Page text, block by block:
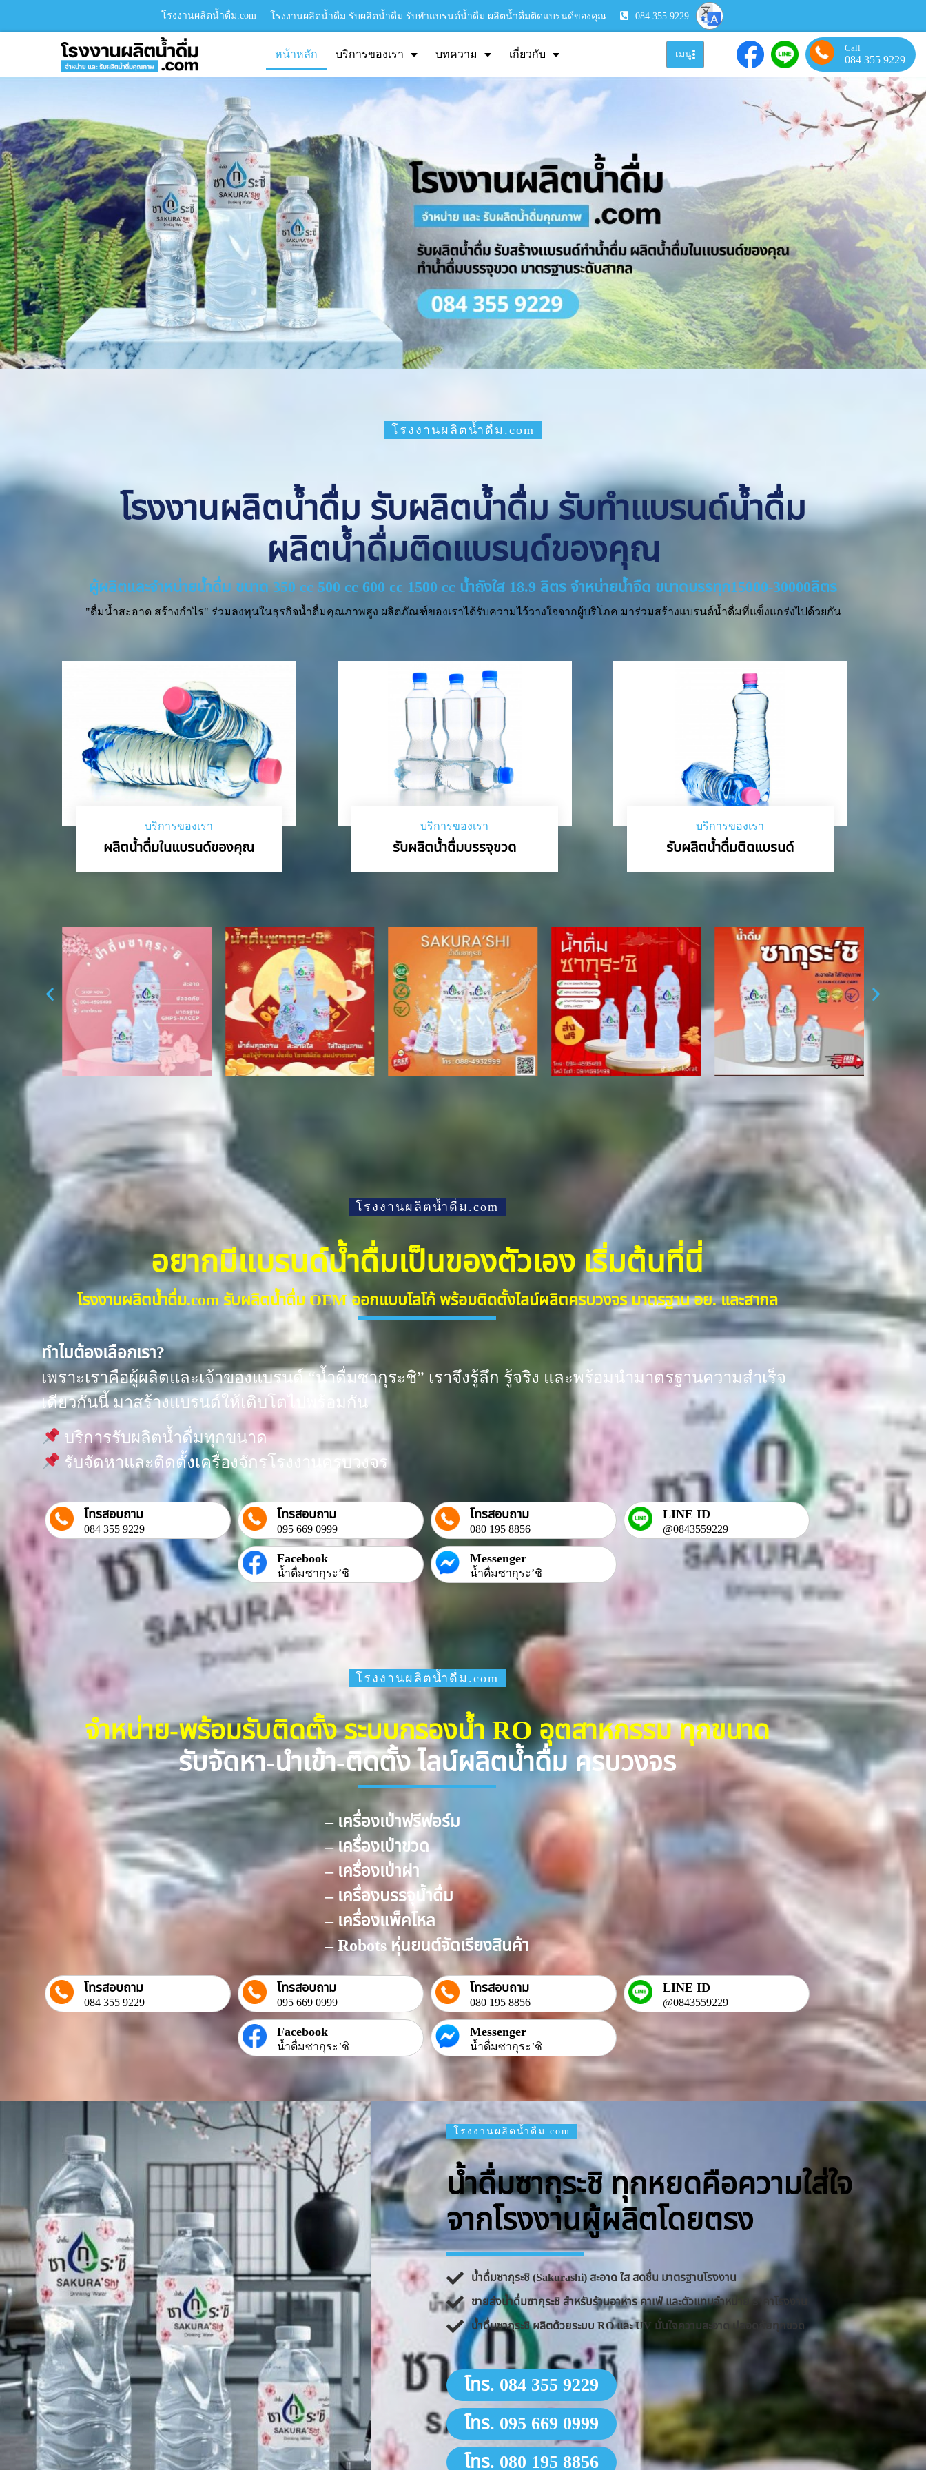
โรงงานผลิตน้ำดื่ม.com โรงงานผลิตน้ำดื่ม รับผลิตน้ำดื่ม รับทำแบรนด์น้ำดื่ม ผลิตน้ำดื่มติดแบรนด์ของคุณ 084 355 9229
หน้าหลัก บริการของเรา บทความ เกี่ยวกับ เมนู
Call
084 355 9229
โรงงานผลิตน้ำดื่ม.com
โรงงานผลิตน้ำดื่ม รับผลิตน้ำดื่ม รับทำแบรนด์น้ำดื่ม
ผลิตน้ำดื่มติดแบรนด์ของคุณ
ผู้ผลิตและจำหน่ายน้ำดื่ม ขนาด 350 cc 500 cc 600 cc 1500 cc น้ำถังใส 18.9 ลิตร จำหน่ายน้ำจืด ขนาดบรรทุก15000-30000ลิตร
"ดื่มน้ำสะอาด สร้างกำไร" ร่วมลงทุนในธุรกิจน้ำดื่มคุณภาพสูง ผลิตภัณฑ์ของเราได้รับความไว้วางใจจากผู้บริโภค มาร่วมสร้างแบรนด์น้ำดื่มที่แข็งแกร่งไปด้วยกัน
บริการของเรา
ผลิตน้ำดื่มในแบรนด์ของคุณ
บริการของเรา
รับผลิตน้ำดื่มบรรจุขวด
บริการของเรา
รับผลิตน้ำดื่มติดแบรนด์
โรงงานผลิตน้ำดื่ม.com
อยากมีแบรนด์น้ำดื่มเป็นของตัวเอง เริ่มต้นที่นี่
โรงงานผลิตน้ำดื่ม.com รับผลิตน้ำดื่ม OEM ออกแบบโลโก้ พร้อมติดตั้งไลน์ผลิตครบวงจร มาตรฐาน อย. และสากล
ทำไมต้องเลือกเรา?
เพราะเราคือผู้ผลิตและเจ้าของแบรนด์ “น้ำดื่มซากุระชิ” เราจึงรู้ลึก รู้จริง และพร้อมนำมาตรฐานความสำเร็จ
เดียวกันนี้ มาสร้างแบรนด์ให้เติบโตไปพร้อมกัน
บริการรับผลิตน้ำดื่มทุกขนาด
รับจัดหาและติดตั้งเครื่องจักรโรงงานครบวงจร
โทรสอบถาม
084 355 9229
โทรสอบถาม
095 669 0999
โทรสอบถาม
080 195 8856
LINE ID
@0843559229
Facebook
น้ำดื่มซากุระ’ชิ
Messenger
น้ำดื่มซากุระ’ชิ
โรงงานผลิตน้ำดื่ม.com
จำหน่าย-พร้อมรับติดตั้ง ระบบกรองน้ำ RO อุตสาหกรรม ทุกขนาด
รับจัดหา-นำเข้า-ติดตั้ง ไลน์ผลิตน้ำดื่ม ครบวงจร
– เครื่องเป่าฟรีฟอร์ม
– เครื่องเป่าขวด
– เครื่องเป่าฝา
– เครื่องบรรจุน้ำดื่ม
– เครื่องแพ็คโหล
– Robots หุ่นยนต์จัดเรียงสินค้า
โทรสอบถาม
084 355 9229
โทรสอบถาม
095 669 0999
โทรสอบถาม
080 195 8856
LINE ID
@0843559229
Facebook
น้ำดื่มซากุระ’ชิ
Messenger
น้ำดื่มซากุระ’ชิ
โรงงานผลิตน้ำดื่ม.com
น้ำดื่มซากุระชิ ทุกหยดคือความใส่ใจ
จากโรงงานผู้ผลิตโดยตรง
น้ำดื่มซากุระชิ (Sakurashi) สะอาด ใส สดชื่น มาตรฐานโรงงาน
ขายส่งน้ำดื่มซากุระชิ สำหรับร้านอาหาร คาเฟ่ และตัวแทนจำหน่าย ราคาโรงงาน
น้ำดื่มซากุระชิ ผลิตด้วยระบบ RO และ UV มั่นใจความสะอาด ปลอดภัยทุกขวด
โทร. 084 355 9229
โทร. 095 669 0999
โทร. 080 195 8856